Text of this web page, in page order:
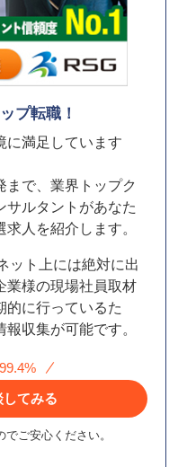
プ転職！
に満足しています
まで、業界トップク
サルタントがあなた
人を紹介します。
ット上には絶対に出
業様の現場社員取材
的に行っているた
収集が可能です。
してみる
ご安心ください。